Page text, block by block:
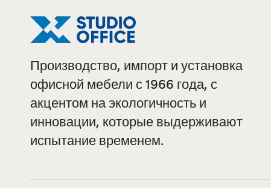
Производство, импорт и установка
офисной мебели с 1966 года, с
акцентом на экологичность и
инновации, которые выдерживают
испытание временем.